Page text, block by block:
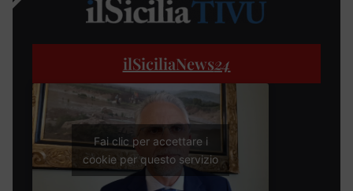
ilSiciliaNews24
Fai clic per accettare i
cookie per questo servizio